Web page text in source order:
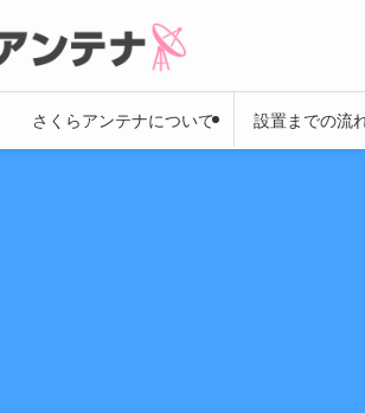
さくらアンテナについて 設置までの流